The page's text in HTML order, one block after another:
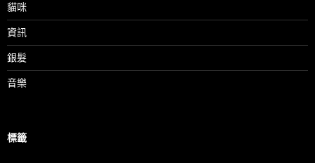
貓咪
資訊
銀髮
音樂
標籤